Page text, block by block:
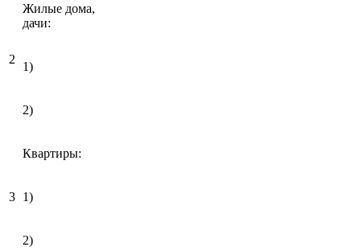
2
Жилые дома,
дачи:
1)
2)
3
Квартиры:
1)
2)